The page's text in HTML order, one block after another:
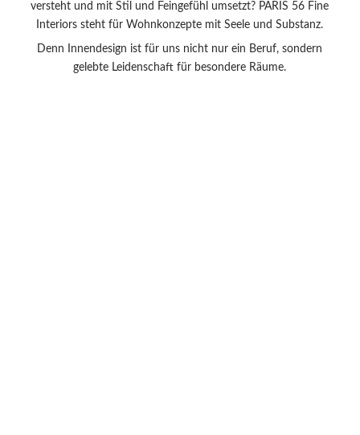
versteht und mit Stil und Feingefühl umsetzt? PARIS 56 Fine
Interiors steht für Wohnkonzepte mit Seele und Substanz.
Denn Innendesign ist für uns nicht nur ein Beruf, sondern
gelebte Leidenschaft für besondere Räume.